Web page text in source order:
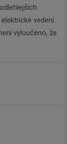
vedení.
vyloučeno, že